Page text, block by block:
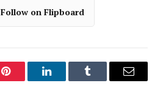
Follow on Flipboard
Pinterest LinkedInTumblr Email